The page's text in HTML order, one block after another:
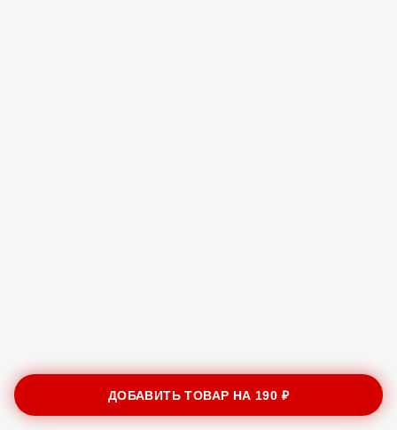
ДОБАВИТЬ ТОВАР НА 190 ₽